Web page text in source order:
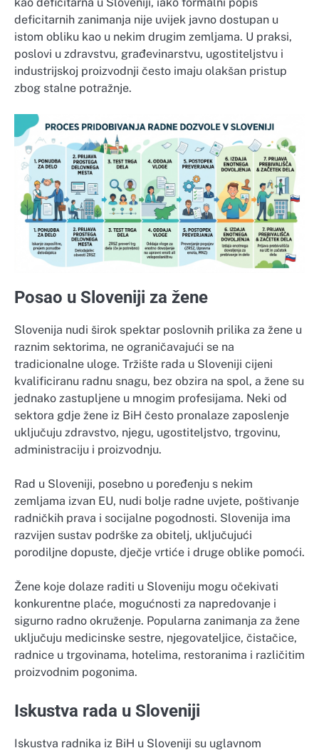
deficitarnih zanimanja nije uvijek javno dostupan u
istom obliku kao u nekim drugim zemljama. U praksi,
poslovi u zdravstvu, građevinarstvu, ugostiteljstvu i
industrijskoj proizvodnji često imaju olakšan pristup
zbog stalne potražnje.
Posao u Sloveniji za žene
Slovenija nudi širok spektar poslovnih prilika za žene u
raznim sektorima, ne ograničavajući se na
tradicionalne uloge. Tržište rada u Sloveniji cijeni
kvalificiranu radnu snagu, bez obzira na spol, a žene su
jednako zastupljene u mnogim profesijama. Neki od
sektora gdje žene iz BiH često pronalaze zaposlenje
uključuju zdravstvo, njegu, ugostiteljstvo, trgovinu,
administraciju i proizvodnju.
Rad u Sloveniji, posebno u poređenju s nekim
zemljama izvan EU, nudi bolje radne uvjete, poštivanje
radničkih prava i socijalne pogodnosti. Slovenija ima
razvijen sustav podrške za obitelj, uključujući
porodiljne dopuste, dječje vrtiće i druge oblike pomoći.
Žene koje dolaze raditi u Sloveniju mogu očekivati
konkurentne plaće, mogućnosti za napredovanje i
sigurno radno okruženje. Popularna zanimanja za žene
uključuju medicinske sestre, njegovateljice, čistačice,
radnice u trgovinama, hotelima, restoranima i različitim
proizvodnim pogonima.
Iskustva rada u Sloveniji
Iskustva radnika iz BiH u Sloveniji su uglavnom